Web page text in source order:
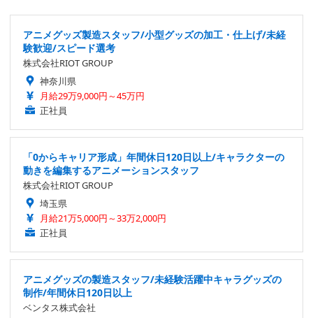
アニメグッズ製造スタッフ/小型グッズの加工・仕上げ/未経
験歓迎/スピード選考
株式会社RIOT GROUP
神奈川県
月給29万9,000円～45万円
正社員
「0からキャリア形成」年間休日120日以上/キャラクターの
動きを編集するアニメーションスタッフ
株式会社RIOT GROUP
埼玉県
月給21万5,000円～33万2,000円
正社員
アニメグッズの製造スタッフ/未経験活躍中キャラグッズの
制作/年間休日120日以上
ベンタス株式会社